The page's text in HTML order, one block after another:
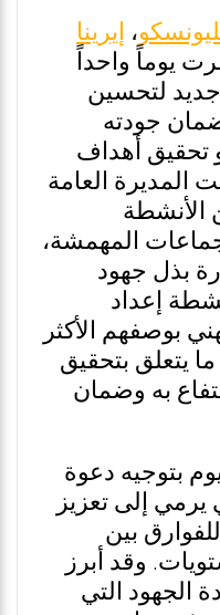
، إيرينا
يوماً واحداً
لتحسين
جودته
تحقيق أهداف
المديرة العامة
الأنشطة
المهمشة،
بذل جهود
إعداد
بوصفهم الأكثر
ما يتعلق بتحقيق
به وضمان
بتوجيه دعوة
يرمي إلى تعزيز
بين
وقد أبرز
الجهود التي